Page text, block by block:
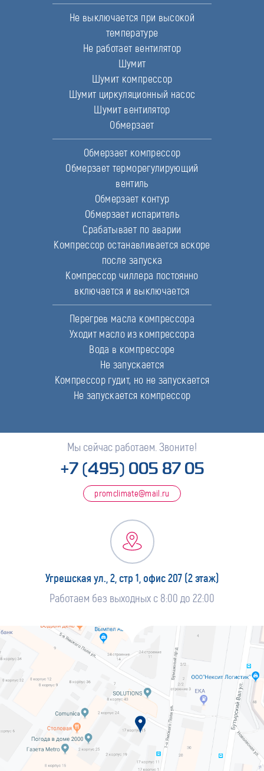
Не выключается при высокой
температуре
Не работает вентилятор
Шумит
Шумит компрессор
Шумит циркуляционный насос
Шумит вентилятор
Обмерзает
Обмерзает компрессор
Обмерзает терморегулирующий
вентиль
Обмерзает контур
Обмерзает испаритель
Срабатывает по аварии
Компрессор останавливается вскоре
после запуска
Компрессор чиллера постоянно
включается и выключается
Перегрев масла компрессора
Уходит масло из компрессора
Вода в компрессоре
Не запускается
Компрессор гудит, но не запускается
Не запускается компрессор
Мы сейчас работаем. Звоните!
+7 (495) 005 87 05
promclimate@mail.ru
Угрешская ул., 2, стр 1, офис 207 (2 этаж)
Работаем без выходных с 8:00 до 22:00